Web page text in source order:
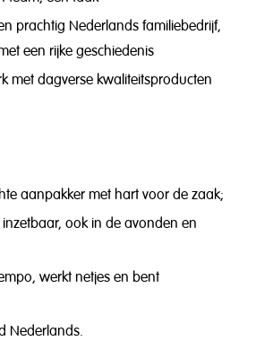
prachtig Nederlands familiebedrijf,
een rijke geschiedenis
met dagverse kwaliteitsproducten
aanpakker met hart voor de zaak;
inzetbaar, ook in de avonden en
werkt netjes en bent
Nederlands.